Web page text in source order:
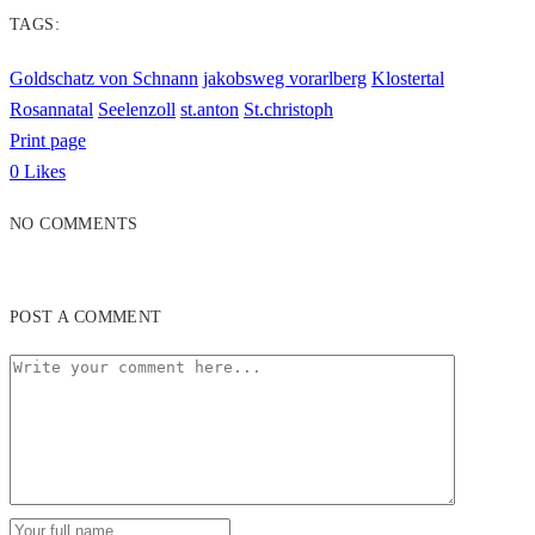
TAGS:
Goldschatz von Schnann jakobsweg vorarlberg Klostertal
Rosannatal Seelenzoll st.anton St.christoph
Print page
0 Likes
NO COMMENTS
POST A COMMENT